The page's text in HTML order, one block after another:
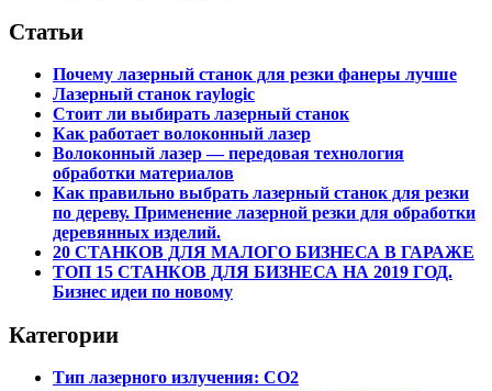
Статьи
Почему лазерный станок для резки фанеры лучше
Лазерный станок raylogic
Стоит ли выбирать лазерный станок
Как работает волоконный лазер
Волоконный лазер — передовая технология
обработки материалов
Как правильно выбрать лазерный станок для резки
по дереву. Применение лазерной резки для обработки
деревянных изделий.
20 СТАНКОВ ДЛЯ МАЛОГО БИЗНЕСА В ГАРАЖЕ
ТОП 15 СТАНКОВ ДЛЯ БИЗНЕСА НА 2019 ГОД.
Бизнес идеи по новому
Категории
Тип лазерного излучения: СО2